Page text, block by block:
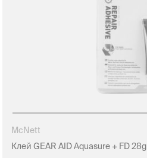
McNett
Клей GEAR AID Aquasure + FD 28g